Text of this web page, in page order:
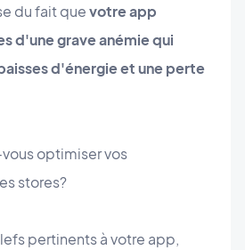
du fait quevotre app
d'une grave anémie qui
d'énergie et une perte
optimiser vos
stores?
pertinents à votre app,